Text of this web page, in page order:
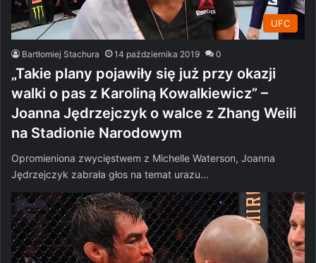
UFC
Bartłomiej Stachura 14 października 2019 0
„Takie plany pojawiły się już przy okazji
walki o pas z Karoliną Kowalkiewicz” –
Joanna Jędrzejczyk o walce z Zhang Weili
na Stadionie Narodowym
Opromieniona zwycięstwem z Michelle Waterson, Joanna
Jędrzejczyk zabrała głos na temat urazu…